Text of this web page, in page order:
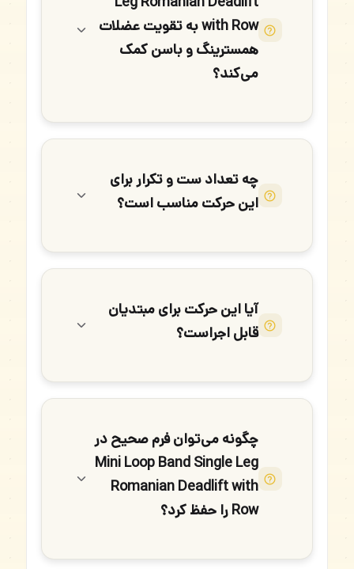
with Row به تقویت عضلات
همسترینگ و باسن کمک
می‌کند؟
چه تعداد ست و تکرار برای
این حرکت مناسب است؟
آیا این حرکت برای مبتدیان
قابل اجراست؟
چگونه می‌توان فرم صحیح در
Mini Loop Band Single Leg
Romanian Deadlift with
Row را حفظ کرد؟